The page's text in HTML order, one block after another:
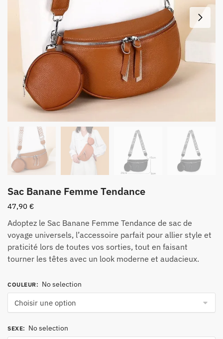
Sac Banane Femme Tendance
47,90 €
Adoptez le Sac Banane Femme Tendance de sac de
voyage universels, l’accessoire parfait pour allier style et
praticité lors de toutes vos sorties, tout en faisant
tourner les têtes avec un look moderne et audacieux.
COULEUR: No selection
SEXE: No selection